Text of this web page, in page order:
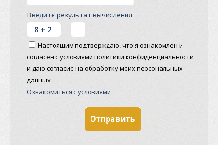
Введите результат вычисления
Настоящим подтверждаю, что я ознакомлен и
согласен с условиями политики конфиденциальности
и даю согласие на обработку моих персональных
данных
Ознакомиться с условиями